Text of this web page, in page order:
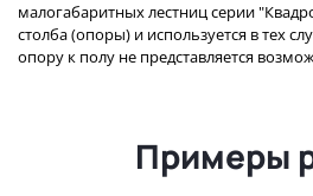
малогабаритных лестниц серии
столба (опоры) и используется в тех
опору к полу не представляется
Примеры